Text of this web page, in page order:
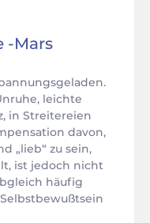
-Mars
leichte
in Streitereien
davon,
„lieb“ zu sein,
ist jedoch nicht
häufig